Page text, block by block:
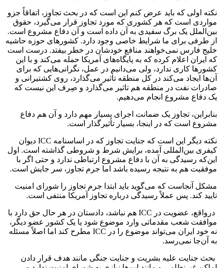
نکته اولی که باید عرض کنم این است که در بحث تجاوز، اتفاقاً جزو
مواردی است که هر کشوری که مورد تجاوز قرار می‌گیرد، حقوق
بین‌الملل یک برگ سفیدی به آن داده است و آن دفاع مشروع است.
از طرفی برای ما شرایط خاصی وجود دارد. کشورهای حوزه حاشیه
خلیج فارس نمی‌خواهند منافع خودشان در خطر بیفتد. درست است
که ایران اعلام کرده که به پایگاه‌های آمریکا حمله می‌کند و با این
کشورها کاری ندارد، ولی می‌دانیم در عمل، نگرانی‌هایی که برای
آن‌ها ایجاد می‌کند در کل منطقه تأثیر می‌گذارد، روی کشتیرانی و
صادرات نفت در منطقه هم تاثیر می‌گذارد و صِرف این نیست که
یک دفاع مشروع انجام می‌دهیم‌.
بنابراین، تجاوز یک ضمانت اجرای بسیار مهم دارد و آن هم دفاع
مشروع است که در اینجا، بسیار تأثیرگذار است.
نکته دیگر این است که جنایت تجاوز که در اساسنامه ICC دیوان
کیفری بین‌المللی آمده، برایش شرط و شروطی گذاشته است. اول
این‌که رسیدگی به آن با دفاع مشروع ارتباطی ندارد و حتی اگر با
موفقیت هم به نتیجه رسیده باشد اما جرم تجاوز، سر جایش است.
مشکل آنجاست که می‌گوید باید ابتدا جرم تجاوز را شورای امنیت
تایید کند. پس عملاً رسیدگی درباره تجاوز آمریکا منتفی است.
درواقع، عضویت در ICC هم نباشد، دادستان در هر حال حق دارد با
موافقت شعب مقدماتی وارد موضوع شود یا یک کشور عضو دیگر،
نه خود ایران می‌تواند موضوع را در ICC مطرح کند اما اصلاً مسئله
به آن‌جا نمی‌رسد.
بحث جنایت علیه بشریت و جنایت جنگی مانند هدف قرار دادن